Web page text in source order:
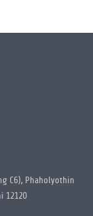
C6), Phaholyothin
12120